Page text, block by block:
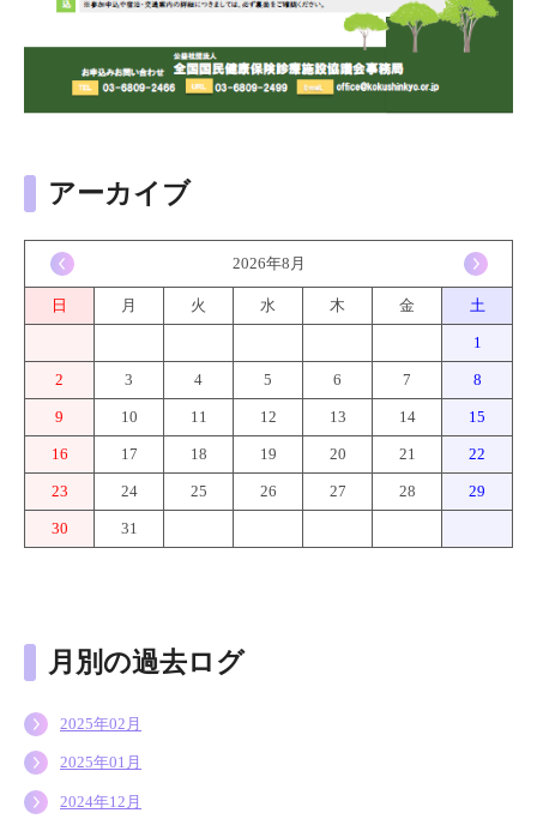
アーカイブ
2026年8月
日 月 火 水 木 金 土
1
2 3 4 5 6 7 8
9 10 11 12 13 14 15
16 17 18 19 20 21 22
23 24 25 26 27 28 29
30 31
月別の過去ログ
2025年02月
2025年01月
2024年12月